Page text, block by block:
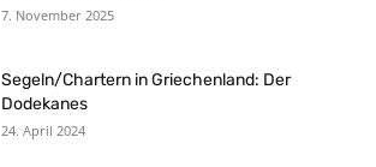
7. November 2025
Segeln/Chartern in Griechenland: Der
Dodekanes
24. April 2024